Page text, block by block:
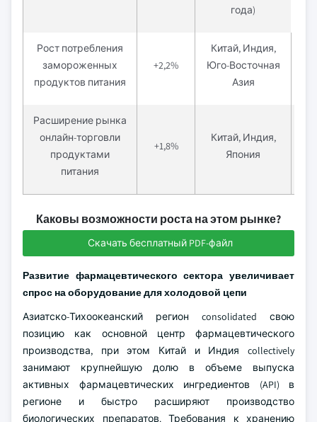
года)
Рост потребления
замороженных
продуктов питания
+2,2%
Китай, Индия,
Юго-Восточная
Азия
Расширение рынка
онлайн-торговли
продуктами
питания
+1,8%
Китай, Индия,
Япония
Каковы возможности роста на этом рынке?
Скачать бесплатный PDF-файл
Развитие фармацевтического сектора увеличивает
спрос на оборудование для холодовой цепи
Азиатско-Тихоокеанский регион consolidated свою
позицию как основной центр фармацевтического
производства, при этом Китай и Индия collectively
занимают крупнейшую долю в объеме выпуска
активных фармацевтических ингредиентов (API) в
регионе и быстро расширяют производство
биологических препаратов. Требования к хранению